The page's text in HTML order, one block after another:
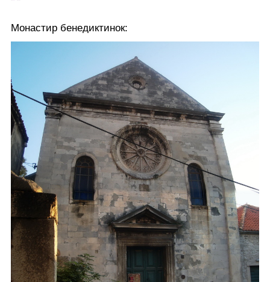
Монастир бенедиктинок: